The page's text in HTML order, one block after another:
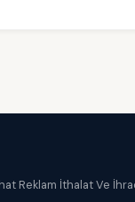
Reklam İthalat Ve